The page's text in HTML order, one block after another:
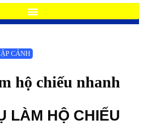
CẢNH
hộ chiếu nhanh
LÀM HỘ CHIẾU